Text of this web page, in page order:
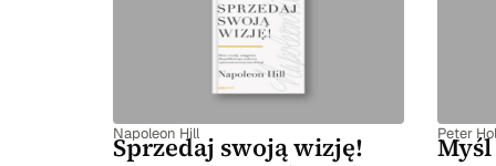
Napoleon Hill
Sprzedaj swoją wizję!
Peter